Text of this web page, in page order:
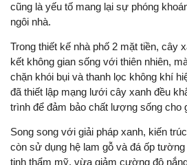
cũng là yếu tố mang lại sự phóng
ngôi nhà.
Trong thiết kế nhà phố 2 mặt tiền, cây
kết không gian sống với thiên nhiên,
chặn khói bụi và thanh lọc không khí
đã thiết lập mạng lưới cây xanh đều
trình để đảm bảo chất lượng sống cho
Song song với giải pháp xanh, kiến
còn sử dụng hệ lam gỗ và đá ốp
tinh thẩm mỹ, vừa giảm cường độ